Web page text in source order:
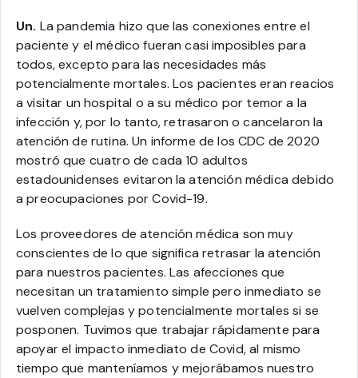
Un. La pandemia hizo que las conexiones entre el
paciente y el médico fueran casi imposibles para
todos, excepto para las necesidades más
potencialmente mortales. Los pacientes eran reacios
a visitar un hospital o a su médico por temor a la
infección y, por lo tanto, retrasaron o cancelaron la
atención de rutina. Un informe de los CDC de 2020
mostró que cuatro de cada 10 adultos
estadounidenses evitaron la atención médica debido
a preocupaciones por Covid-19.
Los proveedores de atención médica son muy
conscientes de lo que significa retrasar la atención
para nuestros pacientes. Las afecciones que
necesitan un tratamiento simple pero inmediato se
vuelven complejas y potencialmente mortales si se
posponen. Tuvimos que trabajar rápidamente para
apoyar el impacto inmediato de Covid, al mismo
tiempo que manteníamos y mejorábamos nuestro